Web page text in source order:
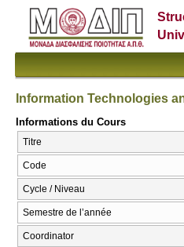
Information Technologies
Informations du Cours
Titre
Code
Cycle / Niveau
Semestre de l’année
Coordinator